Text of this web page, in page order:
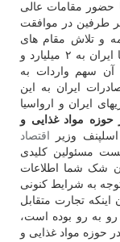
حضور مقامات عالی
طرفین در موافقت
و تلاش مقام های
مربوطه حجم تجارت کشورهای اتحادیه اروپا با ایران به ۲ میلیارد و
رسیده است که ۷۲ درصد آن سهم واردات به
درصد آن نیز صادرات ایران به این
ایران و ارواسیا
مواد غذایی و
وزیر
اقتصاد
مسئولین کلیدی
شک شما اطلاعات
به شرایط کنونی
تجارت متقابل
رو به رو بوده است،
حوزه مواد غذایی و